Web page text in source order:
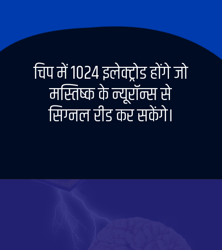
चिप में 1024 इलेक्ट्रोड होंगे जो
मस्तिष्क के न्यूरॉन्स से
सिग्नल रीड कर सकेंगे।